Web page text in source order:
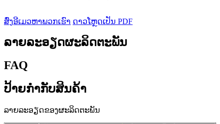
ສົ່ງອີເມວຫາພວກເຮົາ ດາວໂຫຼດເປັນ PDF
ລາຍລະອຽດຜະລິດຕະພັນ
FAQ
ປ້າຍກຳກັບສິນຄ້າ
ລາຍລະອຽດຂອງຜະລິດຕະພັນ